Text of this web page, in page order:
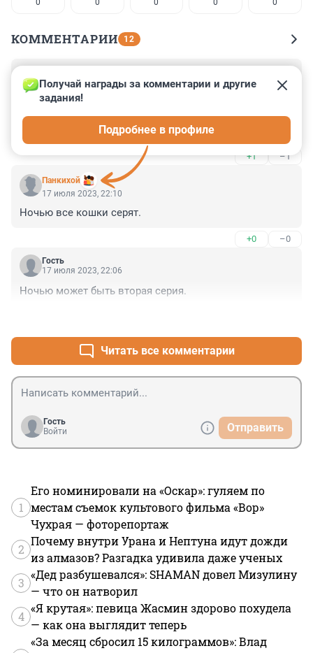
0 0 0 0 0
КОММЕНТАРИИ 12
17 июля 2023, 22:25
По сколько скинуться на ремонт?
«Эх, раз, да еще раз, да еще много, много, много,
много, много раз…» (с)
+1 –1
Панкихой
Получай награды за комментарии и другие
задания!
Подробнее в профиле
17 июля 2023, 22:10
Ночью все кошки серят.
+0 –0
Гость
17 июля 2023, 22:06
Ночью может быть вторая серия.
Читать все комментарии
Гость
Войти
Отправить
1
Его номинировали на «Оскар»: гуляем по
местам съемок культового фильма «Вор»
Чухрая — фоторепортаж
2
Почему внутри Урана и Нептуна идут дожди
из алмазов? Разгадка удивила даже ученых
3
«Дед разбушевался»: SHAMAN довел Мизулину
— что он натворил
4
«Я крутая»: певица Жасмин здорово похудела
— как она выглядит теперь
«За месяц сбросил 15 килограммов»: Влад